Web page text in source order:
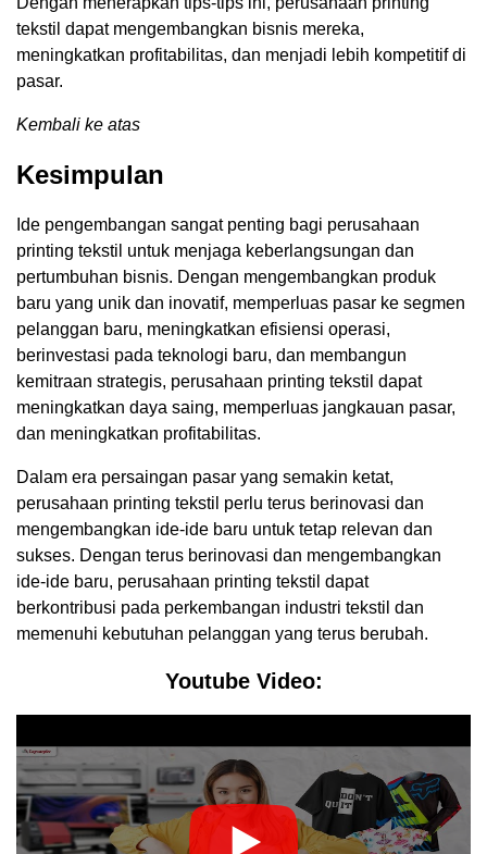
tekstil dapat mengembangkan bisnis mereka,
meningkatkan profitabilitas, dan menjadi lebih kompetitif di
pasar.
Kembali ke atas
Kesimpulan
Ide pengembangan sangat penting bagi perusahaan
printing tekstil untuk menjaga keberlangsungan dan
pertumbuhan bisnis. Dengan mengembangkan produk
baru yang unik dan inovatif, memperluas pasar ke segmen
pelanggan baru, meningkatkan efisiensi operasi,
berinvestasi pada teknologi baru, dan membangun
kemitraan strategis, perusahaan printing tekstil dapat
meningkatkan daya saing, memperluas jangkauan pasar,
dan meningkatkan profitabilitas.
Dalam era persaingan pasar yang semakin ketat,
perusahaan printing tekstil perlu terus berinovasi dan
mengembangkan ide-ide baru untuk tetap relevan dan
sukses. Dengan terus berinovasi dan mengembangkan
ide-ide baru, perusahaan printing tekstil dapat
berkontribusi pada perkembangan industri tekstil dan
memenuhi kebutuhan pelanggan yang terus berubah.
Youtube Video: